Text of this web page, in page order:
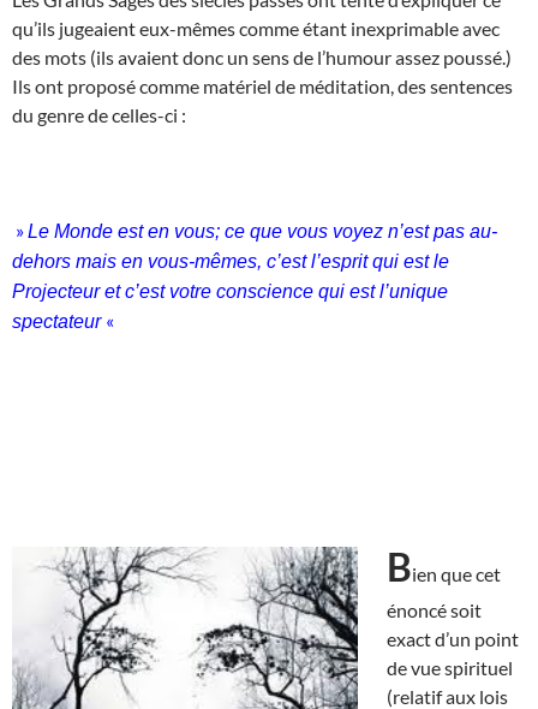
qu’ils jugeaient eux-mêmes comme étant inexprimable avec
des mots (ils avaient donc un sens de l’humour assez poussé.)
Ils ont proposé comme matériel de méditation, des sentences
du genre de celles-ci :
»Le Monde est en vous; ce que vous voyez n’est pas au-
dehors mais en vous-mêmes, c’est l’esprit qui est le
Projecteur et c’est votre conscience qui est l’unique
spectateur «
Bien que cet
énoncé soit
exact d’un point
de vue spirituel
(relatif aux lois